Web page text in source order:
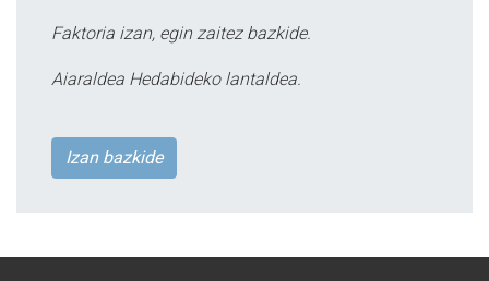
Faktoria izan, egin zaitez bazkide.
Aiaraldea Hedabideko lantaldea.
Izan bazkide